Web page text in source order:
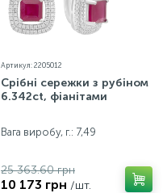
Артикул: 2205012
Срібні сережки з рубіном
6.342ct, фіанітами
Вага виробу, г.: 7,49
25 363.60 грн
10 173 грн /шт.